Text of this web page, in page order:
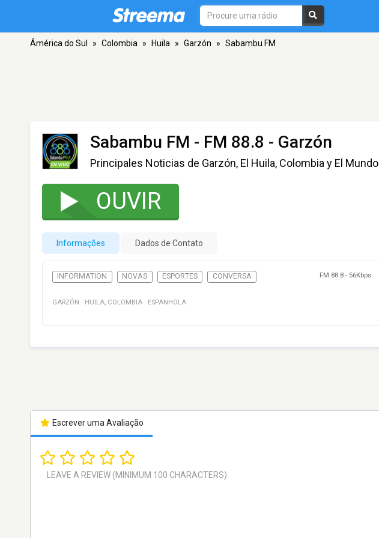
Ámérica do Sul » Colombia » Huila » Garzón » Sabambu FM
Sabambu FM - FM 88.8 - Garzón
Principales Noticias de Garzón, El Huila, Colombia y El Mundo
OUVIR
Informações Dados de Contato
INFORMATION NOVAS ESPORTES CONVERSA FM 88.8 - 56Kbps
GARZÓN · HUILA, COLOMBIA · ESPANHOLA
Escrever uma Avaliação